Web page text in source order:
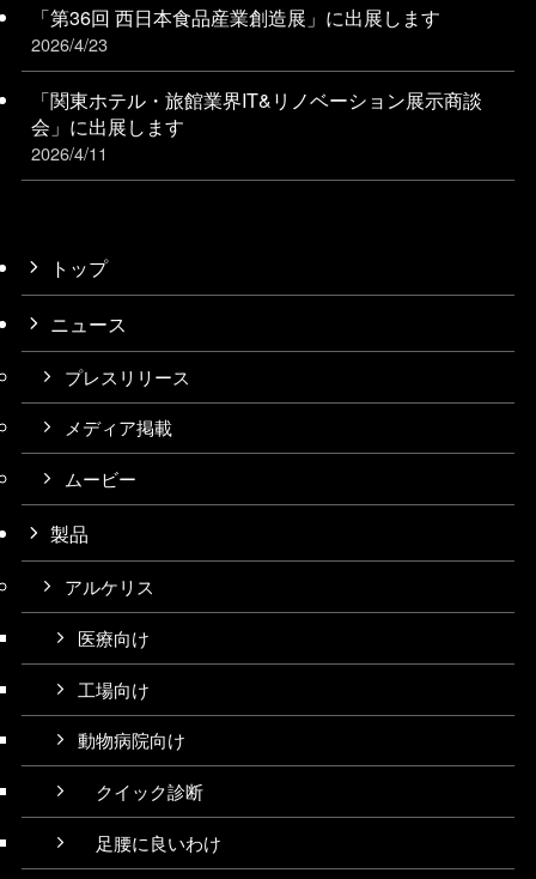
「第36回 西日本食品産業創造展」に出展します
2026/4/23
「関東ホテル・旅館業界IT&リノベーション展⽰商談
会」に出展します
2026/4/11
トップ
ニュース
プレスリリース
メディア掲載
ムービー
製品
アルケリス
医療向け
工場向け
動物病院向け
クイック診断
足腰に良いわけ